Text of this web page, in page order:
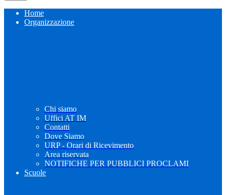
Home
Organizzazione
Chi siamo
Uffici AT IM
Contatti
Dove Siamo
URP - Orari di Ricevimento
Area riservata
NOTIFICHE PER PUBBLICI PROCLAMI
Scuole